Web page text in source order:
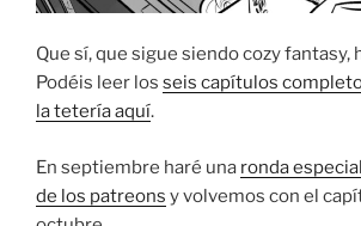
Que sí, que sigue siendo cozy fantasy,
Podéis leer los seis capítulos
la tetería aquí.
En septiembre haré una ronda
de los patreons y volvemos con el